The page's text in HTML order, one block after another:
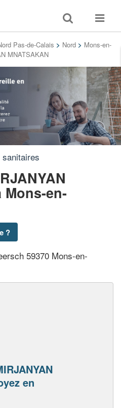
Toggle
search
Toggle
Pas-de-Calais > Nord > Mons-en-
MNATSAKAN
Mons-en-
?
59370 Mons-en-
en